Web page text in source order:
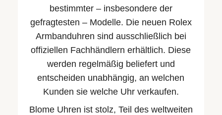
bestimmter – insbesondere der
gefragtesten – Modelle. Die neuen Rolex
Armbanduhren sind ausschließlich bei
offiziellen Fachhändlern erhältlich. Diese
werden regelmäßig beliefert und
entscheiden unabhängig, an welchen
Kunden sie welche Uhr verkaufen.
Blome Uhren ist stolz, Teil des weltweiten